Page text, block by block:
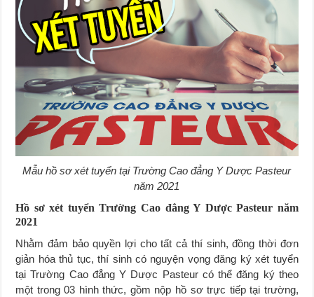
Mẫu hồ sơ xét tuyển tại Trường Cao đẳng Y Dược Pasteur
năm 2021
Hồ sơ xét tuyển Trường Cao đẳng Y Dược Pasteur năm
2021
Nhằm đảm bảo quyền lợi cho tất cả thí sinh, đồng thời đơn
giản hóa thủ tục, thí sinh có nguyện vọng đăng ký xét tuyển
tại Trường Cao đẳng Y Dược Pasteur có thể đăng ký theo
một trong 03 hình thức, gồm nộp hồ sơ trực tiếp tại trường,